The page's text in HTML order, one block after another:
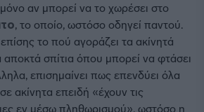
αν μπορεί να το χωρέσει στο
, το οποίο, ωστόσο οδηγεί παντού.
το πού αγοράζει τα ακίνητά
σπίτια όπου μπορεί να φτάσει
επισημαίνει πως επενδύει όλα
ακίνητα επειδή «έχουν τις
εν μέσω πληθωρισμού», ωστόσο η